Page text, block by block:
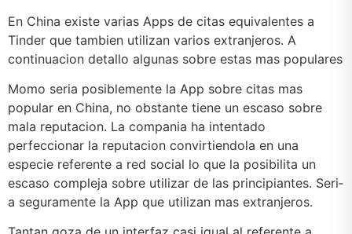
En China existe varias Apps de citas equivalentes a
Tinder que tambien utilizan varios extranjeros. A
continuacion detallo algunas sobre estas mas populares
Momo seri­a posiblemente la App sobre citas mas
popular en China, no obstante tiene un escaso sobre
mala reputacion. La compania ha intentado
perfeccionar la reputacion convirtiendola en una
especie referente a red social lo que la posibilita un
escaso compleja sobre utilizar de las principiantes. Seri­
a seguramente la App que utilizan mas extranjeros.